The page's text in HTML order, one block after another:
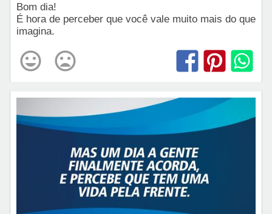
Bom dia!
É hora de perceber que você vale muito mais do que
imagina.